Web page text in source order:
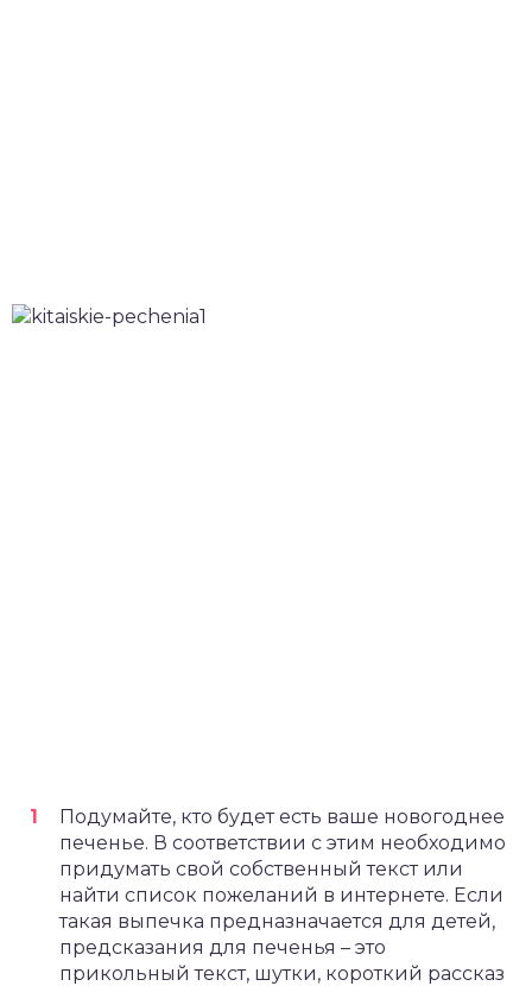
Подумайте, кто будет есть ваше новогоднее
печенье. В соответствии с этим необходимо
придумать свой собственный текст или
найти список пожеланий в интернете. Если
такая выпечка предназначается для детей,
предсказания для печенья – это
прикольный текст, шутки, короткий рассказ